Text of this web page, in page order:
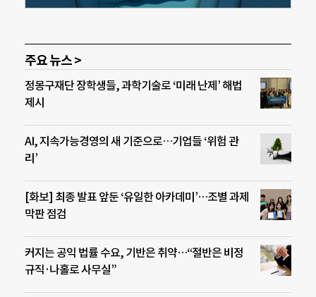
주요 뉴스 >
정몽구재단 장학생들, 과학기술로 ‘미래 난제’ 해법
제시
AI, 지속가능경영의 새 기준으로…기업들 ‘위험 관
리’
[화보] 최종 발표 앞둔 ‘유일한 아카데미’…조별 과제
막판 점검
커지는 공익 법률 수요, 기반은 취약…“절반은 비정
규직·나홀로 사무실”